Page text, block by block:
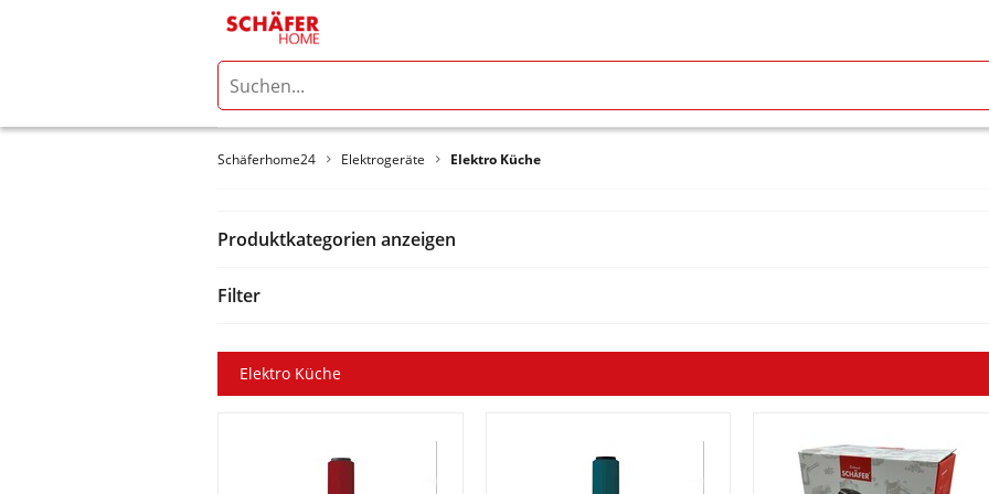
Schäferhome24 Elektrogeräte Elektro Küche
Produktkategorien anzeigen
Filter
Elektro Küche